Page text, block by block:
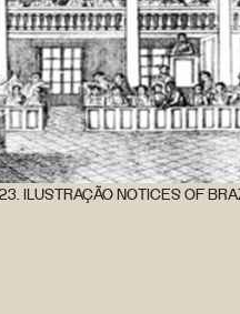
ILUSTRAÇÃO NOTICES OF